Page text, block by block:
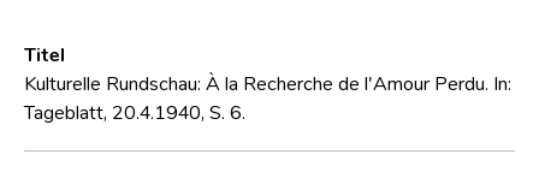
CNL
Forschungsgruppe
Titel
Kulturelle Rundschau: À la Recherche de l'Amour Perdu. In:
Tageblatt, 20.4.1940, S. 6.